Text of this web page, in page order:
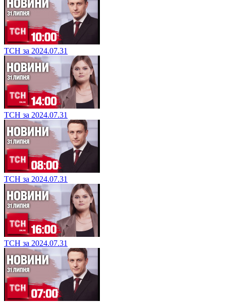
ТСН за 2024.07.31
ТСН за 2024.07.31
ТСН за 2024.07.31
ТСН за 2024.07.31